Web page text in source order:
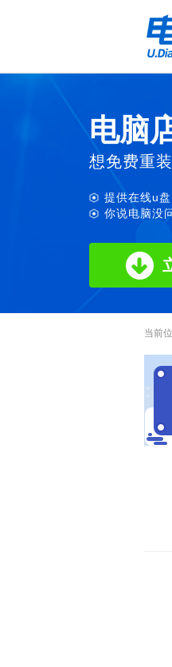
电脑
想免费重
提供在线u
你说电脑没
当前
电